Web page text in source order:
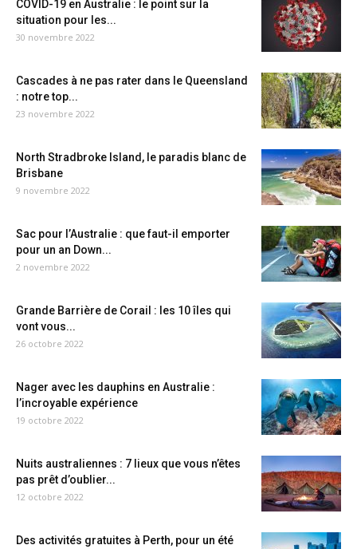
COVID-19 en Australie : le point sur la
situation pour les...
30 novembre 2022
Cascades à ne pas rater dans le Queensland
: notre top...
23 novembre 2022
North Stradbroke Island, le paradis blanc de
Brisbane
9 novembre 2022
Sac pour l’Australie : que faut-il emporter
pour un an Down...
2 novembre 2022
Grande Barrière de Corail : les 10 îles qui
vont vous...
26 octobre 2022
Nager avec les dauphins en Australie :
l’incroyable expérience
19 octobre 2022
Nuits australiennes : 7 lieux que vous n’êtes
pas prêt d’oublier...
12 octobre 2022
Des activités gratuites à Perth, pour un été